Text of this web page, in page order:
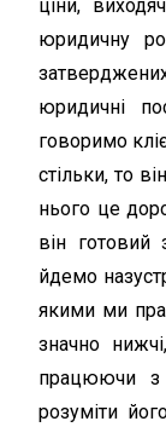
ціни,
юридичну
юридичні
говоримо
стільки, то
нього це
він готовий
йдемо
якими ми
значно
працюючи з
розуміти